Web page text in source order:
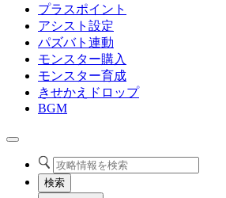
プラスポイント
アシスト設定
パズバト連動
モンスター購入
モンスター育成
きせかえドロップ
BGM
検索